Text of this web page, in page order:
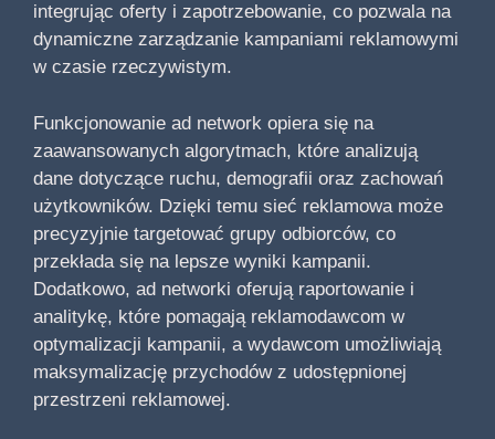
integrując oferty i zapotrzebowanie, co pozwala na
dynamiczne zarządzanie kampaniami reklamowymi
w czasie rzeczywistym.
Funkcjonowanie ad network opiera się na
zaawansowanych algorytmach, które analizują
dane dotyczące ruchu, demografii oraz zachowań
użytkowników. Dzięki temu sieć reklamowa może
precyzyjnie targetować grupy odbiorców, co
przekłada się na lepsze wyniki kampanii.
Dodatkowo, ad networki oferują raportowanie i
analitykę, które pomagają reklamodawcom w
optymalizacji kampanii, a wydawcom umożliwiają
maksymalizację przychodów z udostępnionej
przestrzeni reklamowej.